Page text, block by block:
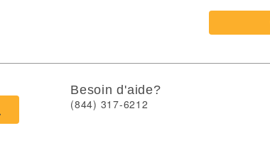
Besoin d'aide?
(844) 317-6212